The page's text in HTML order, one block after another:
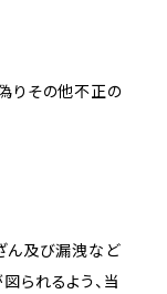
りその他不正の
ん及び漏洩など
られるよう、当